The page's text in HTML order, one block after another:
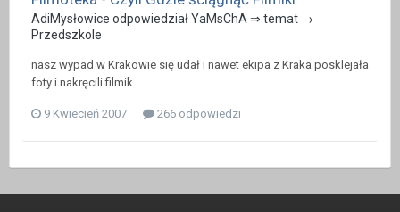
AdiMysłowice odpowiedział YaMsChA ⇒ temat →
Przedszkole
nasz wypad w Krakowie się udał i nawet ekipa z Kraka posklejała
foty i nakręcili filmik
9 Kwiecień 2007 266 odpowiedzi